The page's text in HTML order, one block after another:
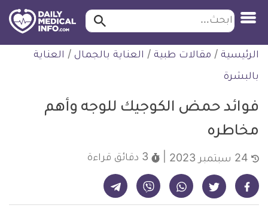
التخطي
للمحتوى
طبية
ابحث ابحث…
الرئيسية / مقالات طبية / العناية بالجمال / العناية
بالبشرة
فوائد حمض الكوجيك للوجه وأهم
مخاطره
3 دقائق قراءة
شارك على فيسبوك - ديلي ميديكال انفو شارك على تويتر - ديلي ميديكال انفو شارك على واتساب - ديلي ميديكال انفو شارك على فايبر - ديلي ميديكال انفو شارك على تيليجرام - ديلي ميديكال انفو